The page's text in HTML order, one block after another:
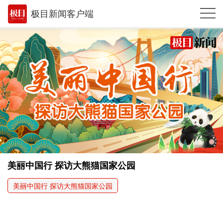
极目新闻客户端
推荐
体育
观点
时政
湖北
武汉
世相
环球
美丽中国行 探访大熊猫国家公园
美丽中国行 探访大熊猫国家公园